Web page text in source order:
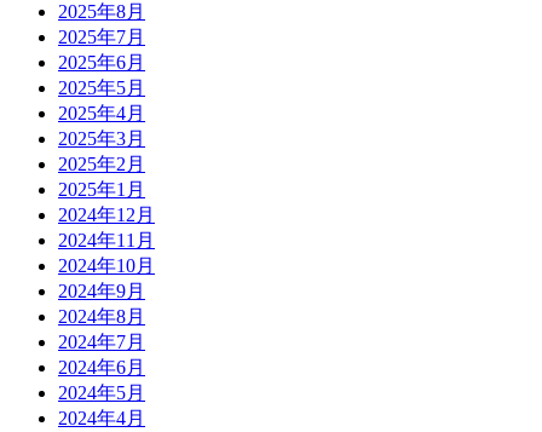
2025年8月
2025年7月
2025年6月
2025年5月
2025年4月
2025年3月
2025年2月
2025年1月
2024年12月
2024年11月
2024年10月
2024年9月
2024年8月
2024年7月
2024年6月
2024年5月
2024年4月